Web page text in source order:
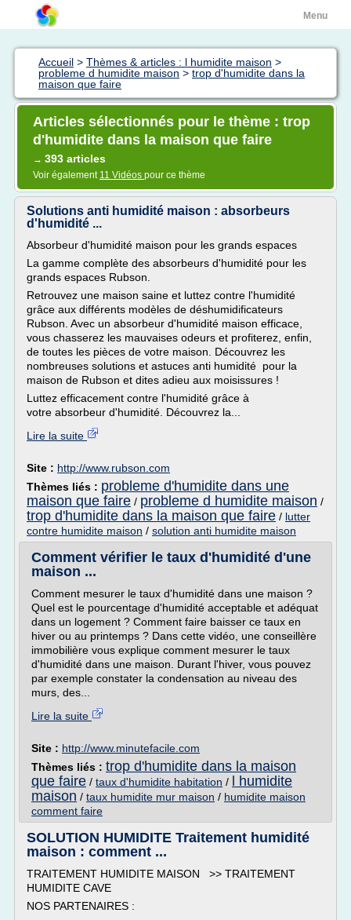
Menu
Accueil > Thèmes & articles : l humidite maison >
probleme d humidite maison > trop d'humidite dans la
maison que faire
Articles sélectionnés pour le thème : trop
d'humidite dans la maison que faire
→ 393 articles
Voir également 11 Vidéos pour ce thème
Solutions anti humidité maison : absorbeurs
d'humidité ...
Absorbeur d'humidité maison pour les grands espaces
La gamme complète des absorbeurs d'humidité pour les
grands espaces Rubson.
Retrouvez une maison saine et luttez contre l'humidité
grâce aux différents modèles de déshumidificateurs
Rubson. Avec un absorbeur d'humidité maison efficace,
vous chasserez les mauvaises odeurs et profiterez, enfin,
de toutes les pièces de votre maison. Découvrez les
nombreuses solutions et astuces anti humidité pour la
maison de Rubson et dites adieu aux moisissures !
Luttez efficacement contre l'humidité grâce à
votre absorbeur d'humidité. Découvrez la...
Lire la suite
Site : http://www.rubson.com
Thèmes liés : probleme d'humidite dans une
maison que faire / probleme d humidite maison /
trop d'humidite dans la maison que faire / lutter
contre humidite maison / solution anti humidite maison
Comment vérifier le taux d'humidité d'une
maison ...
Comment mesurer le taux d'humidité dans une maison ?
Quel est le pourcentage d'humidité acceptable et adéquat
dans un logement ? Comment faire baisser ce taux en
hiver ou au printemps ? Dans cette vidéo, une conseillère
immobilière vous explique comment mesurer le taux
d'humidité dans une maison. Durant l'hiver, vous pouvez
par exemple constater la condensation au niveau des
murs, des...
Lire la suite
Site : http://www.minutefacile.com
Thèmes liés : trop d'humidite dans la maison
que faire / taux d'humidite habitation /
l humidite
maison / taux humidite mur maison / humidite maison
comment faire
SOLUTION HUMIDITE Traitement humidité
maison : comment ...
TRAITEMENT HUMIDITE MAISON >> TRAITEMENT
HUMIDITE CAVE
NOS PARTENAIRES :